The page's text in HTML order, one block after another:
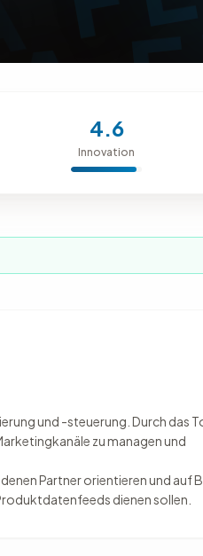
4.6
Innovation
und -steuerung. Durch das
zu managen und
Partner orientieren und auf
dienen sollen.